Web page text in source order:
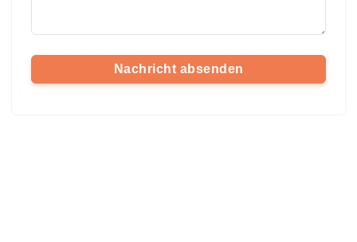
Nachricht absenden